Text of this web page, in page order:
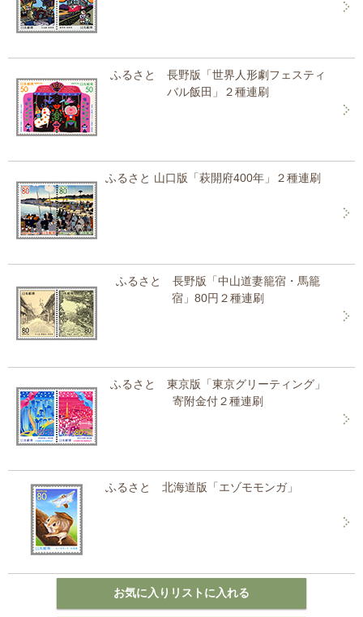
ふるさと 長野版「世界人形劇フェスティ
バル飯田」２種連刷
ふるさと 山口版「萩開府400年」２種連刷
ふるさと 長野版「中山道妻籠宿・馬籠
宿」80円２種連刷
ふるさと 東京版「東京グリーティング」
寄附金付２種連刷
ふるさと 北海道版「エゾモモンガ」